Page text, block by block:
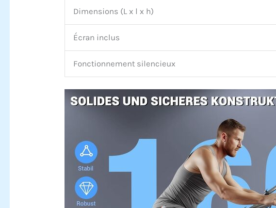
Dimensions (L x l x h)
Écran inclus
Fonctionnement silencieux